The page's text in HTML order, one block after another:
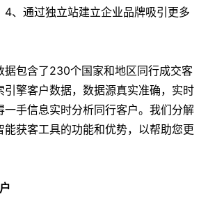
4、通过独立站建立企业品牌吸引更多
据包含了230个国家和地区同行成交客
引擎客户数据，数据源真实准确，实时
一手信息实时分析同行客户。我们分解
能获客工具的功能和优势，以帮助您更